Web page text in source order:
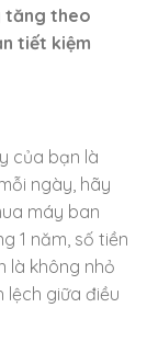
tăng theo
tiết kiệm
của bạn là
ngày, hãy
máy ban
1 năm, số tiền
là không nhỏ
lệch giữa điều